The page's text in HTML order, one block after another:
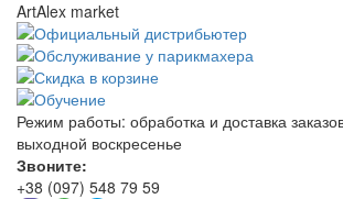
ArtAlex market
Режим работы: обработка и доставка
выходной воскресенье
Звоните:
+38 (097) 548 79 59